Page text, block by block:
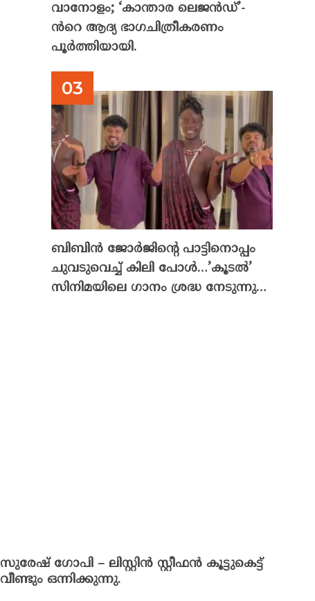
വാനോളം; ‘കാന്താര ലെജൻഡ്’-
ൻറെ ആദ്യ ഭാഗചിത്രീകരണം
പൂർത്തിയായി.
ബിബിൻ ജോർജിന്റെ പാട്ടിനൊപ്പം
ചുവടുവെച്ച് കിലി പോൾ…’കൂടൽ’
സിനിമയിലെ ഗാനം ശ്രദ്ധ നേടുന്നു…
സുരേഷ് ഗോപി – ലിസ്റ്റിൻ സ്റ്റീഫൻ കൂട്ടുകെട്ട്
വീണ്ടും ഒന്നിക്കുന്നു.